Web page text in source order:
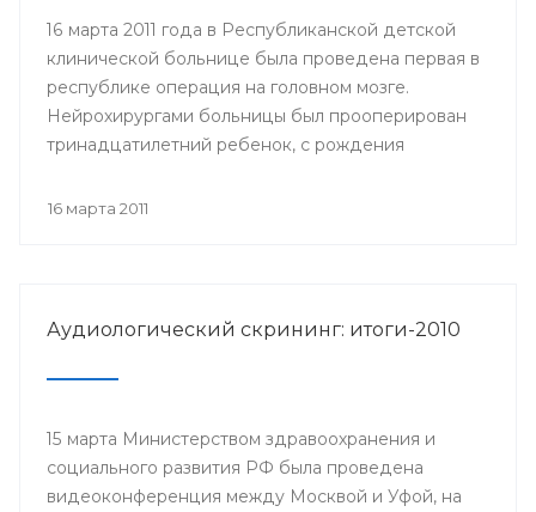
16 марта 2011 года в Республиканской детской
клинической больнице была проведена первая в
республике операция на головном мозге.
Нейрохирургами больницы был прооперирован
тринадцатилетний ребенок, с рождения
16 марта 2011
Аудиологический скрининг: итоги-2010
15 марта Министерством здравоохранения и
социального развития РФ была проведена
видеоконференция между Москвой и Уфой, на